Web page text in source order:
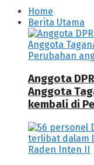
Home
Berita Utama
Anggota
Anggota
kembali di